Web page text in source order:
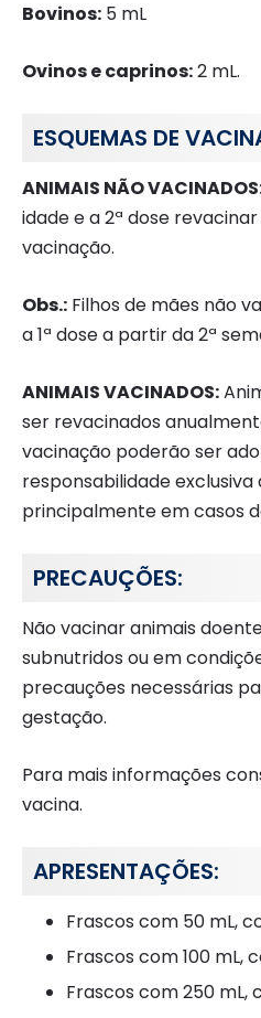
Bovinos: 5 mL
Ovinos e caprinos:2 mL.
ESQUEMAS DE
ANIMAIS NÃO
idade e a 2ª dose
vacinação.
Obs.: Filhos de mães não
a 1ª dose a partir da 2ª
ANIMAIS VACINADOS:
ser revacinados
vacinação poderão ser
responsabilidade
principalmente em casos
PRECAUÇÕES:
Não vacinar animais
subnutridos ou em
precauções necessárias
gestação.
Para mais informações
vacina.
APRESENTAÇÕES:
Frascos com 50 mL,
Frascos com 100 mL,
Frascos com 250 mL,